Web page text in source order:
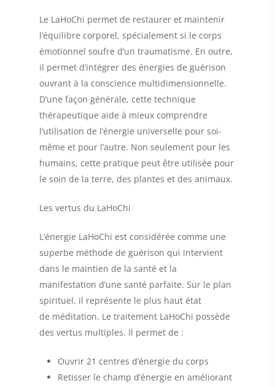
Le LaHoChi permet de restaurer et maintenir
l’équilibre corporel, spécialement si le corps
émotionnel soufre d’un traumatisme. En outre,
il permet d’intégrer des énergies de guérison
ouvrant à la conscience multidimensionnelle.
D’une façon générale, cette technique
thérapeutique aide à mieux comprendre
l’utilisation de l’énergie universelle pour soi-
même et pour l’autre. Non seulement pour les
humains, cette pratique peut être utilisée pour
le soin de la terre, des plantes et des animaux.
Les vertus du LaHoChi
L’énergie LaHoChi est considérée comme une
superbe méthode de guérison qui intervient
dans le maintien de la santé et la
manifestation d’une santé parfaite. Sur le plan
spirituel, il représente le plus haut état
de méditation. Le traitement LaHoChi possède
des vertus multiples. Il permet de :
Ouvrir 21 centres d’énergie du corps
Retisser le champ d’énergie en améliorant